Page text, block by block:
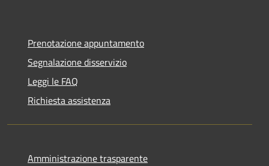
Prenotazione appuntamento
Segnalazione disservizio
Leggi le FAQ
Richiesta assistenza
Amministrazione trasparente